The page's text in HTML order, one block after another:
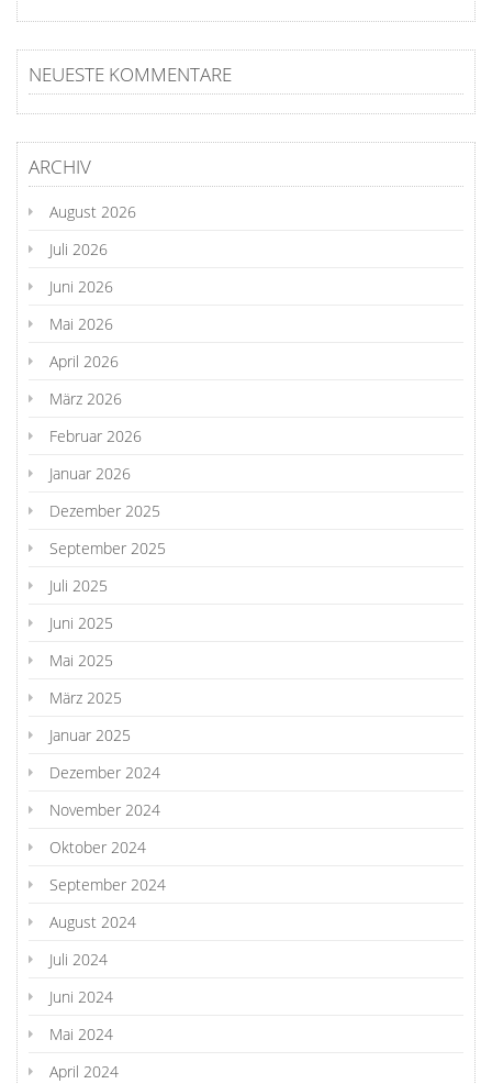
NEUESTE KOMMENTARE
ARCHIV
August 2026
Juli 2026
Juni 2026
Mai 2026
April 2026
März 2026
Februar 2026
Januar 2026
Dezember 2025
September 2025
Juli 2025
Juni 2025
Mai 2025
März 2025
Januar 2025
Dezember 2024
November 2024
Oktober 2024
September 2024
August 2024
Juli 2024
Juni 2024
Mai 2024
April 2024